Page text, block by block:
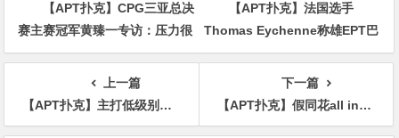
【APT扑克】CPG三亚总决
赛主赛冠军黄臻一专访：压力很
大夺冠有些意外 感谢师傅对我
【APT扑克】法国选手
Thomas Eychenne称雄EPT巴
塞罗那主赛，单挑局显绝对统治
上一篇
【APT扑克】主打低级别的扑克圈牌农，靠待在舒适区盈利6000万+！
下一篇
【APT扑克】假同花all in偷鸡撞上真同花，美女惨变“霉女”